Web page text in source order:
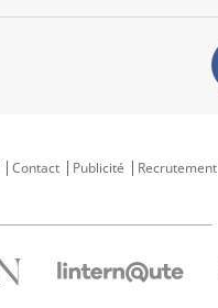
Contact Publicité Recrutement